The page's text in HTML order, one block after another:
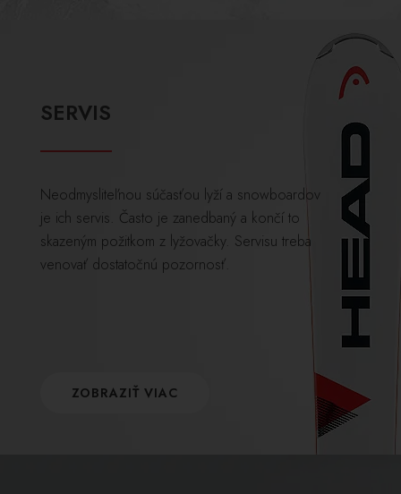
SERVIS
Neodmysliteľnou súčasťou lyží a snowboardov
je ich servis. Často je zanedbaný a končí to
skazeným požitkom z lyžovačky. Servisu treba
venovať dostatočnú pozornosť.
ZOBRAZIŤ VIAC